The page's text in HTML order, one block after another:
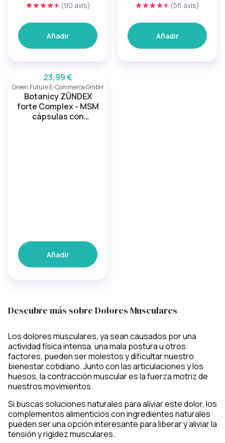
(90 avis)
Añadir
(56 avis)
Añadir
23,99 €
Green Future E-Commerce GmbH
Botanicy ZÜNDEX
forte Complex - MSM
cápsulas con
Añadir
Descubre más sobre Dolores Musculares
Los dolores musculares, ya sean causados por una
actividad física intensa, una mala postura u otros
factores, pueden ser molestos y dificultar nuestro
bienestar cotidiano. Junto con las articulaciones y los
huesos, la contracción muscular es la fuerza motriz de
nuestros movimientos.
Si buscas soluciones naturales para aliviar este dolor, los
complementos alimenticios con ingredientes naturales
pueden ser una opción interesante para liberar y aliviar la
tensión y rigidez musculares.